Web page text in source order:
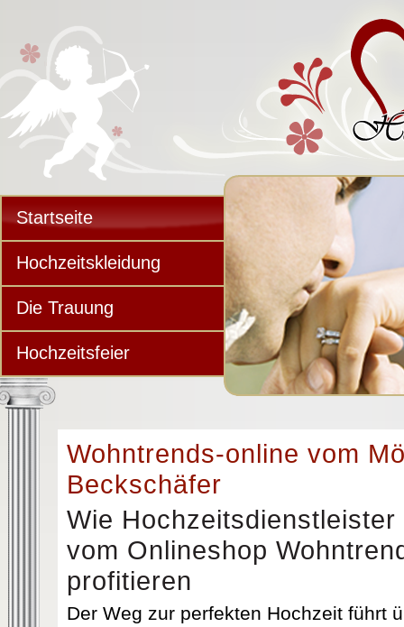
Startseite
Hochzeitskleidung
Die Trauung
Hochzeitsfeier
Wohntrends-online vom
Beckschäfer
Wie
vom Onlineshop
profitieren
Der Weg zur perfekten Hochzeit führt